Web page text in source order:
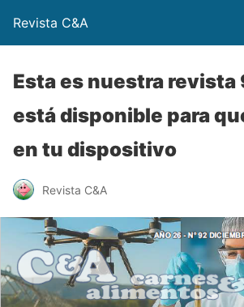
Revista C&A
Esta es nuestra revista
está disponible para
en tu dispositivo
Revista C&A